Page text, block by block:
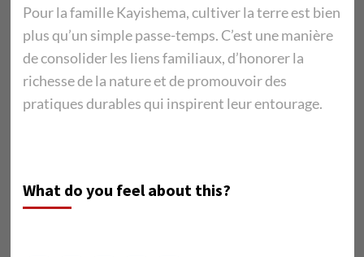
Pour la famille Kayishema, cultiver la terre est bien
plus qu’un simple passe-temps. C’est une manière
de consolider les liens familiaux, d’honorer la
richesse de la nature et de promouvoir des
pratiques durables qui inspirent leur entourage.
What do you feel about this?